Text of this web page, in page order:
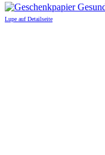
Lupe auf Detailseite